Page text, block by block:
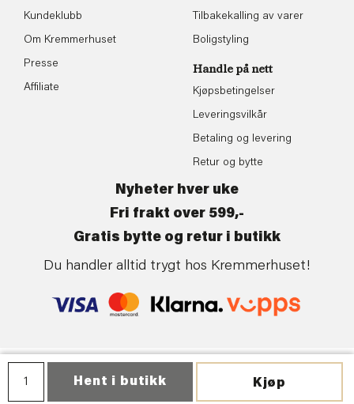
Kjøp
Hent i butikk
Kundeklubb
Om Kremmerhuset
Presse
Affiliate
Tilbakekalling av varer
Boligstyling
Handle på nett
Kjøpsbetingelser
Leveringsvilkår
Betaling og levering
Retur og bytte
Nyheter hver uke
Fri frakt over 599,-
Gratis bytte og retur i butikk
Du handler alltid trygt hos Kremmerhuset!
Personvern| ©Kremmerhuset | Levert av: